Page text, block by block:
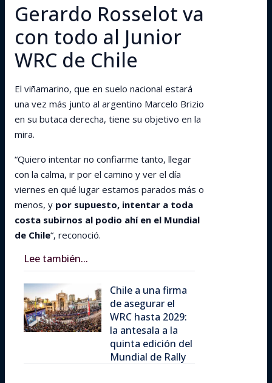
Gerardo Rosselot va
con todo al Junior
WRC de Chile
El viñamarino, que en suelo nacional estará
una vez más junto al argentino Marcelo Brizio
en su butaca derecha, tiene su objetivo en la
mira.
“Quiero intentar no confiarme tanto, llegar
con la calma, ir por el camino y ver el día
viernes en qué lugar estamos parados más o
menos, y por supuesto, intentar a toda
costa subirnos al podio ahí en el Mundial
de Chile“, reconoció.
Lee también...
Chile a una firma
de asegurar el
WRC hasta 2029:
la antesala a la
quinta edición del
Mundial de Rally